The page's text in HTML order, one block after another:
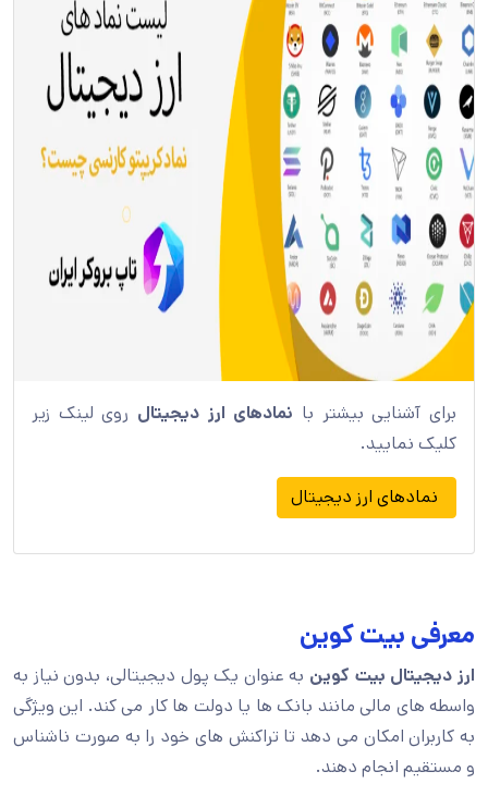
برای آشنایی بیشتر با نمادهای ارز دیجیتال روی لینک زیر
کلیک نمایید.
نمادهای ارز دیجیتال
معرفی بیت کوین
ارز دیجیتال بیت کوین به عنوان یک پول دیجیتالی، بدون نیاز به
واسطه های مالی مانند بانک ها یا دولت ها کار می کند. این ویژگی
به کاربران امکان می دهد تا تراکنش های خود را به صورت ناشناس
و مستقیم انجام دهند.